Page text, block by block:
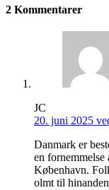
2 Kommentarer
JC
20. juni 2025
Danmark er
en fornemmelse
København.
olmt til